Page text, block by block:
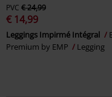
PVC € 24,99
€ 14,99
Leggings Impirmé Intégral
Premium by EMP
Legging